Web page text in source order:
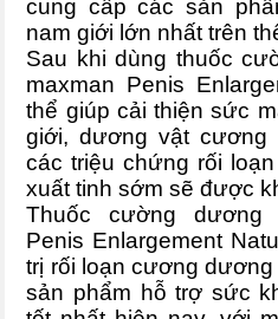
cung cấp các sản
nam giới lớn nhất trên
Sau khi dùng thuốc
maxman Penis
thể giúp cải thiện sức
giới, dương vật
các triệu chứng rối
xuất tinh sớm sẽ được
Thuốc cường dương
Penis Enlargement
trị rối loạn cương
sản phẩm hỗ trợ sức